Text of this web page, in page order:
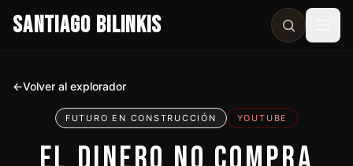
SANTIAGO BILINKIS
←Volver al explorador
FUTURO EN CONSTRUCCIÓN YOUTUBE